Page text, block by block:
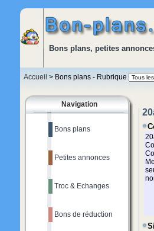
Bons plans, petites
Accueil > Bons plans - Rubrique
Navigation
Bons plans
Petites annonces
Troc & Echanges
Bons de réduction